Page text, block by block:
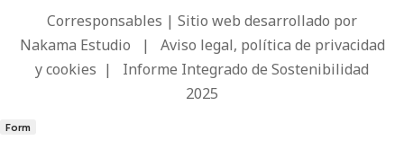
Corresponsables | Sitio web desarrollado por
Nakama Estudio | Aviso legal, política de privacidad
y cookies | Informe Integrado de Sostenibilidad
2025
Form